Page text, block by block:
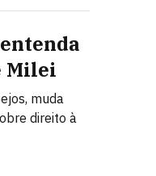
Milei
muda
direito à